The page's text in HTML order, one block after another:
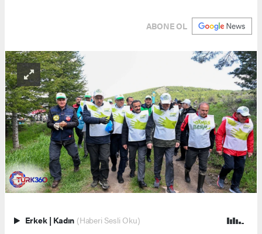
ABONE OL
Erkek | Kadın (Haberi Sesli Oku)